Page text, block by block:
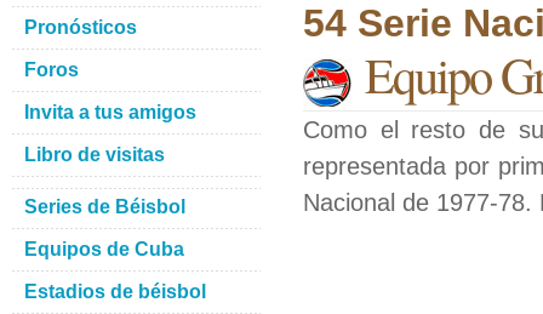
54 Serie
Equipo
Como el resto de
representada por
Nacional de 1977-78.
Pronósticos
Foros
Invita a tus amigos
Libro de visitas
Series de Béisbol
Equipos de Cuba
Estadios de béisbol